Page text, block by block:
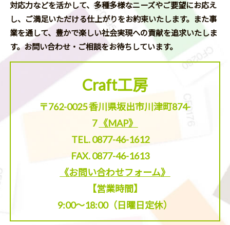
対応力などを活かして、多種多様なニーズやご要望にお応え
し、ご満足いただける仕上がりをお約束いたします。また事
業を通して、豊かで楽しい社会実現への貢献を追求いたしま
す。お問い合わせ・ご相談をお待ちしています。
Craft工房
〒762-0025 香川県坂出市川津町874-
7 《MAP》
TEL. 0877-46-1612
FAX. 0877-46-1613
《お問い合わせフォーム》
【営業時間】
9:00～18:00（日曜日定休）